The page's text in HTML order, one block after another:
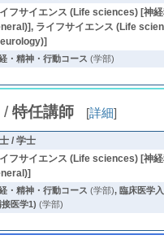
フサイエンス (Life sciences) [神
ライフサイエンス (Life
・精神・行動コース (学部)
/特任講師 [詳細]
/ 学士
フサイエンス (Life sciences) [神
・精神・行動コース (学部), 臨床医学
医学1) (学部)